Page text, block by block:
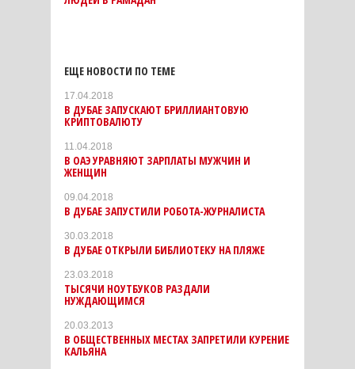
ЕЩЕ НОВОСТИ ПО ТЕМЕ
17.04.2018
В ДУБАЕ ЗАПУСКАЮТ БРИЛЛИАНТОВУЮ
КРИПТОВАЛЮТУ
11.04.2018
В ОАЭ УРАВНЯЮТ ЗАРПЛАТЫ МУЖЧИН И
ЖЕНЩИН
09.04.2018
В ДУБАЕ ЗАПУСТИЛИ РОБОТА-ЖУРНАЛИСТА
30.03.2018
В ДУБАЕ ОТКРЫЛИ БИБЛИОТЕКУ НА ПЛЯЖЕ
23.03.2018
ТЫСЯЧИ НОУТБУКОВ РАЗДАЛИ
НУЖДАЮЩИМСЯ
20.03.2013
В ОБЩЕСТВЕННЫХ МЕСТАХ ЗАПРЕТИЛИ КУРЕНИЕ
КАЛЬЯНА